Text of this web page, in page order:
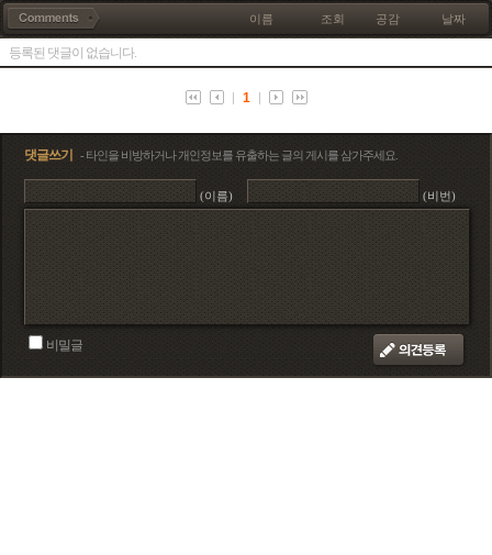
이름 조회 공감 날짜
등록된 댓글이 없습니다.
1
댓글쓰기 - 타인을 비방하거나 개인정보를 유출하는 글의 게시를 삼가주세요.
(이름) (비번)
비밀글